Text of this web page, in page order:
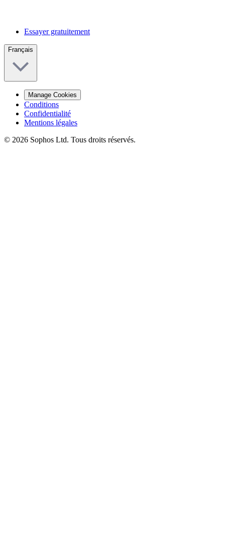
Essayer gratuitement
Français
Manage Cookies
Conditions
Confidentialité
Mentions légales
© 2026 Sophos Ltd. Tous droits réservés.